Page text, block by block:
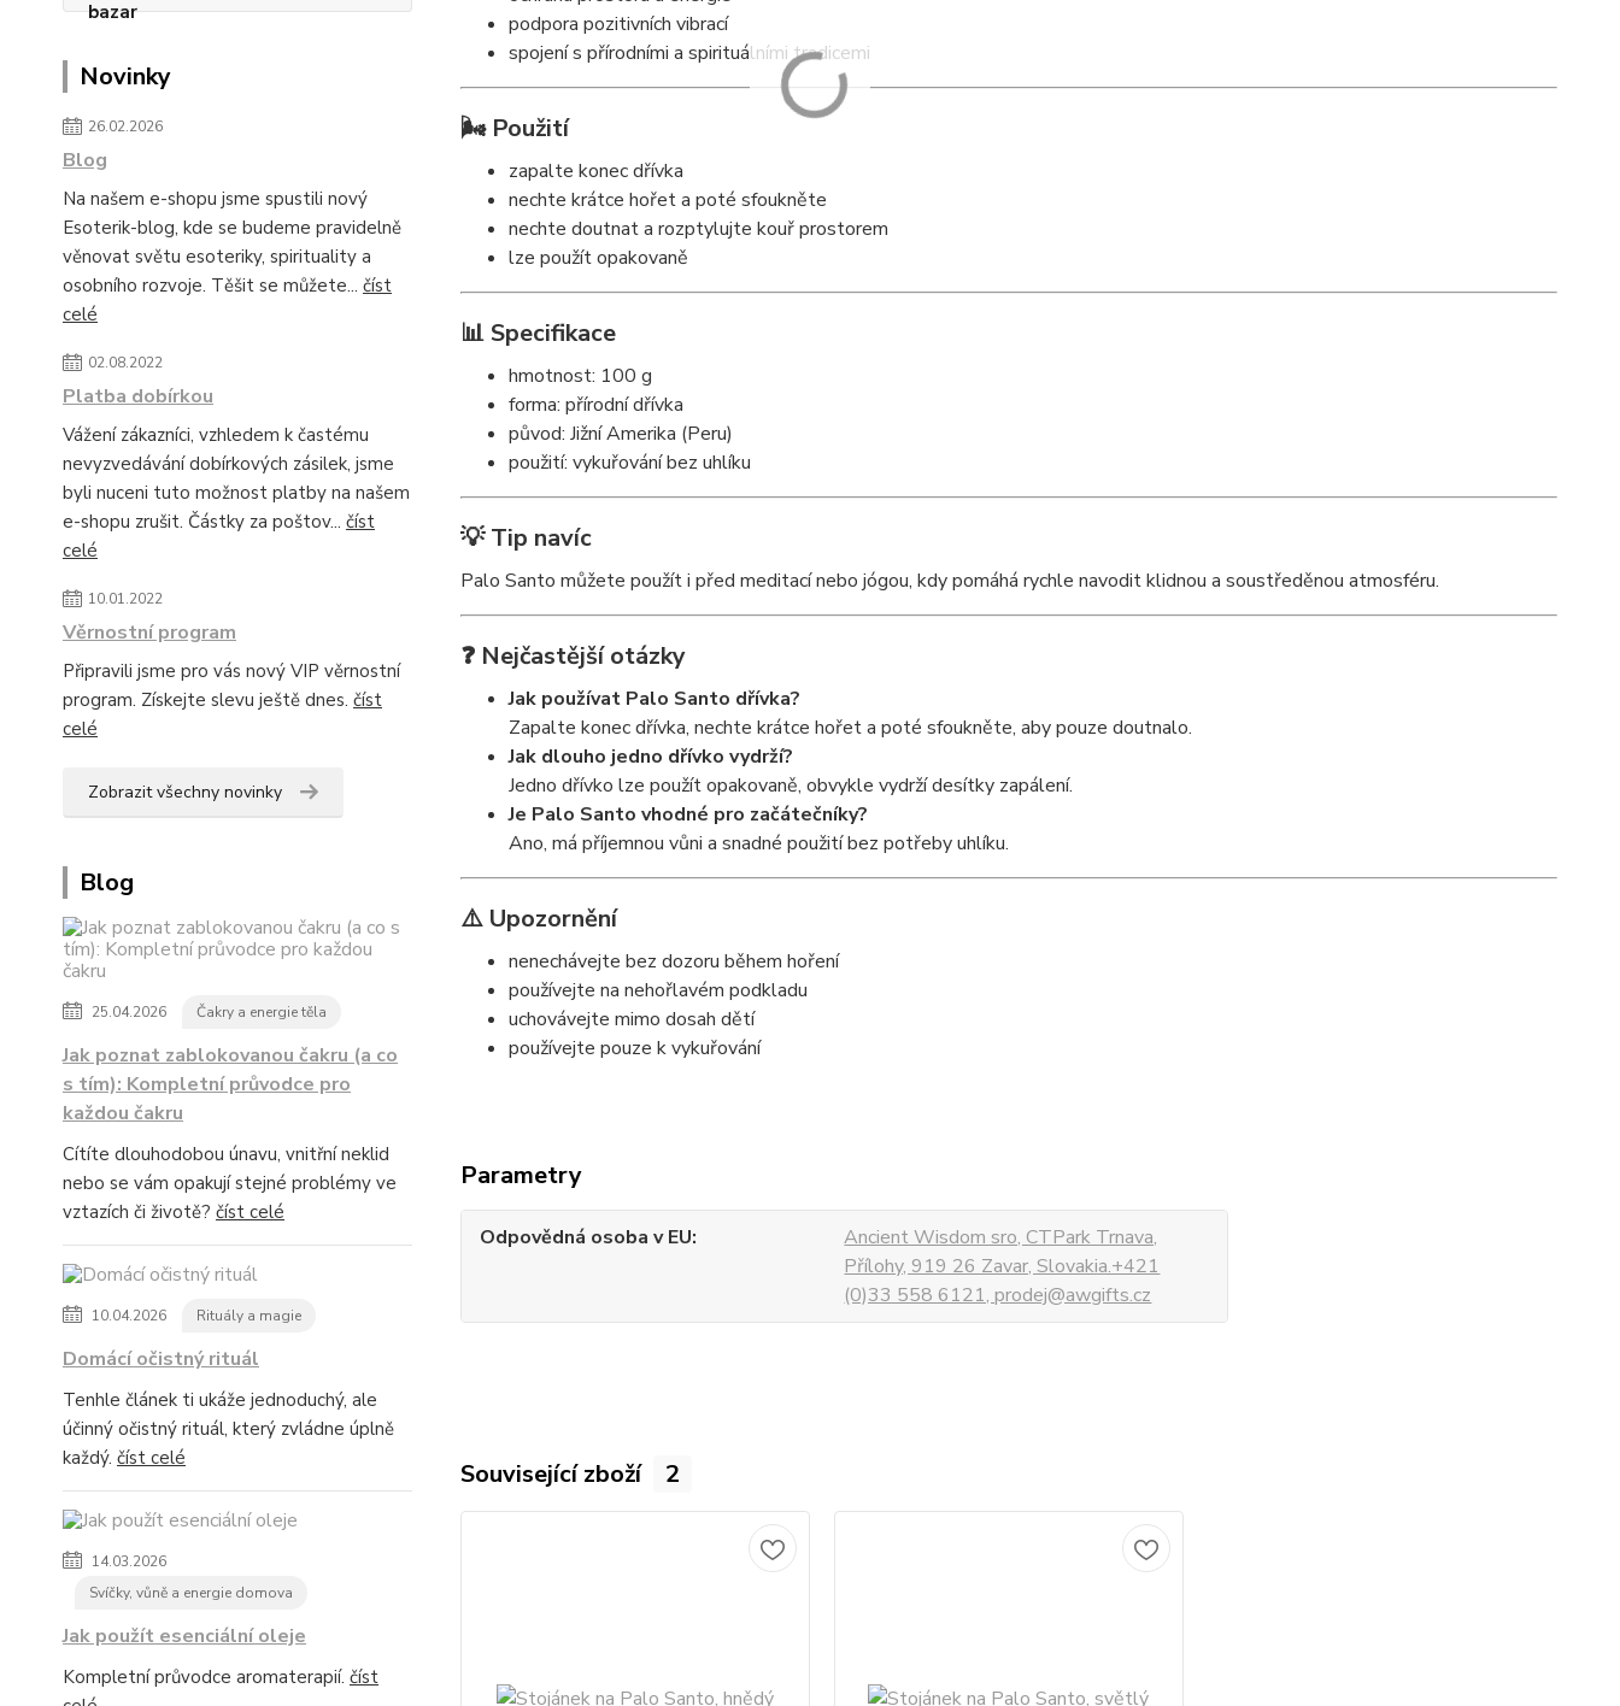
Novinky
26.02.2026
Blog
Na našem e-shopu jsme spustili nový
Esoterik-blog, kde se budeme pravidelně
věnovat světu esoteriky, spirituality a
osobního rozvoje. Těšit se můžete... číst
celé
02.08.2022
Platba dobírkou
Vážení zákazníci, vzhledem k častému
nevyzvedávání dobírkových zásilek, jsme
byli nuceni tuto možnost platby na našem
e-shopu zrušit. Částky za poštov... číst
celé
10.01.2022
Věrnostní program
Připravili jsme pro vás nový VIP věrnostní
program. Získejte slevu ještě dnes. číst
celé
Zobrazit všechny novinky
Blog
25.04.2026 Čakry a energie těla
Jak poznat zablokovanou čakru (a co
s tím): Kompletní průvodce pro
každou čakru
Cítíte dlouhodobou únavu, vnitřní neklid
nebo se vám opakují stejné problémy ve
vztazích či životě? číst celé
10.04.2026 Rituály a magie
Domácí očistný rituál
Tenhle článek ti ukáže jednoduchý, ale
účinný očistný rituál, který zvládne úplně
každý. číst celé
14.03.2026
Svíčky, vůně a energie domova
Jak použít esenciální oleje
Kompletní průvodce aromaterapií. číst
podpora pozitivních vibrací
spojení s přírodními a spirituálními tradicemi
🌬️ Použití
zapalte konec dřívka
nechte krátce hořet a poté sfoukněte
nechte doutnat a rozptylujte kouř prostorem
lze použít opakovaně
📊 Specifikace
hmotnost: 100 g
forma: přírodní dřívka
původ: Jižní Amerika (Peru)
použití: vykuřování bez uhlíku
💡 Tip navíc
Palo Santo můžete použít i před meditací nebo jógou, kdy pomáhá rychle navodit klidnou a soustředěnou atmosféru.
❓ Nejčastější otázky
Jak používat Palo Santo dřívka?
Zapalte konec dřívka, nechte krátce hořet a poté sfoukněte, aby pouze doutnalo.
Jak dlouho jedno dřívko vydrží?
Jedno dřívko lze použít opakovaně, obvykle vydrží desítky zapálení.
Je Palo Santo vhodné pro začátečníky?
Ano, má příjemnou vůni a snadné použití bez potřeby uhlíku.
⚠️ Upozornění
nenechávejte bez dozoru během hoření
používejte na nehořlavém podkladu
uchovávejte mimo dosah dětí
používejte pouze k vykuřování
Parametry
Odpovědná osoba v EU
Ancient Wisdom sro, CTPark Trnava,
Přílohy, 919 26 Zavar, Slovakia.+421
(0)33 558 6121, prodej@awgifts.cz
Související zboží 2